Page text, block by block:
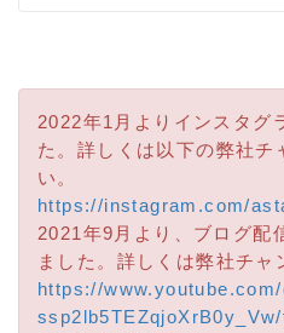
2022年1月よりインスタグ
た。詳しくは以下の弊社チ
い。
https://instagram.com/
2021年9月より、ブログ配
ました。詳しくは弊社チャ
https://